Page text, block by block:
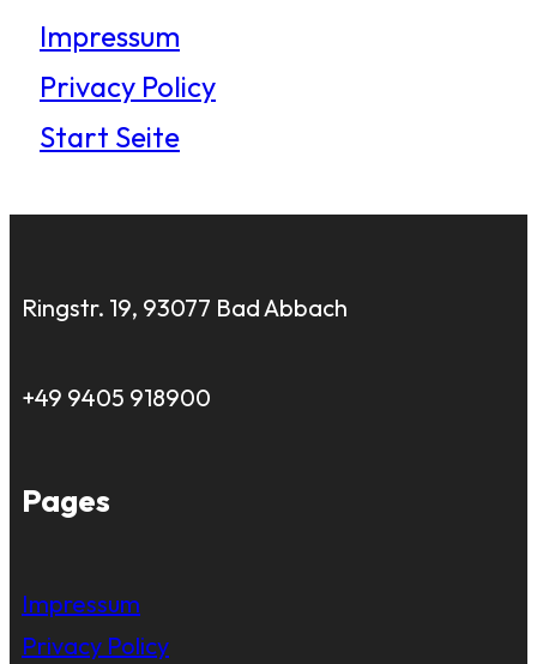
Impressum
Privacy Policy
Start Seite
Ringstr. 19, 93077 Bad Abbach
+49 9405 918900
Pages
Impressum
Privacy Policy